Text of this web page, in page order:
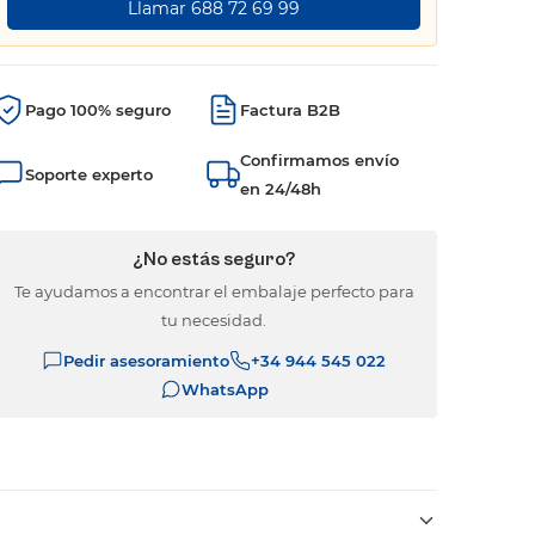
Llamar 688 72 69 99
Pago 100% seguro Factura B2B
Soporte experto
Confirmamos envío
en 24/48h
¿No estás seguro?
Te ayudamos a encontrar el embalaje perfecto para
tu necesidad.
Pedir asesoramiento
+34 944 545 022
WhatsApp